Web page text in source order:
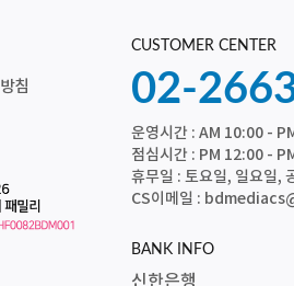
침
CUSTOMER CENTER
02-
운영시간 : AM 10:00 -
점심시간 : PM 12:00 -
휴무일 : 토요일, 일요일,
CS이메일 :
BANK INFO
신한은행